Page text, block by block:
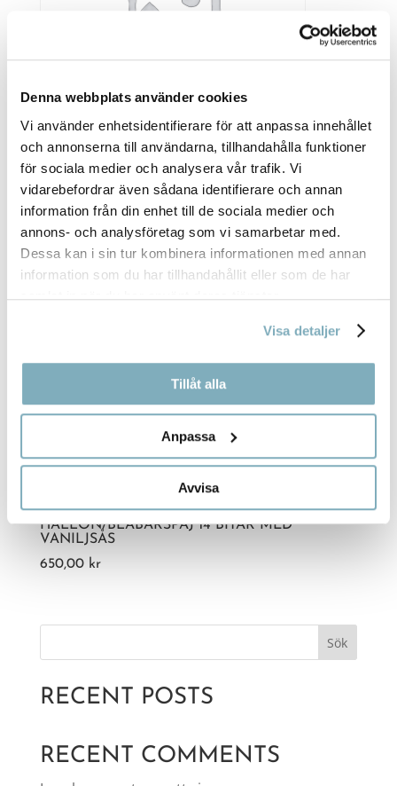
Denna webbplats använder cookies
Vi använder enhetsidentifierare för att anpassa innehållet
och annonserna till användarna, tillhandahålla funktioner
för sociala medier och analysera vår trafik. Vi
vidarebefordrar även sådana identifierare och annan
information från din enhet till de sociala medier och
annons- och analysföretag som vi samarbetar med.
Dessa kan i sin tur kombinera informationen med annan
information som du har tillhandahållit eller som de har
samlat in när du har använt deras tjänster.
Visa detaljer
Tillåt alla
Anpassa
Avvisa
ÄPPLEPAJ 14 BITAR MED VANILJSÅS
650,00kr
HALLON/BLÅBÄRSPAJ 14 BITAR MED
VANILJSÅS
650,00 kr
Sök
RECENT POSTS
RECENT COMMENTS